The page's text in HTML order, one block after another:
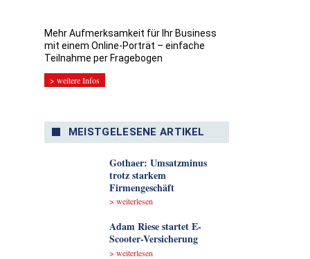
Mehr Aufmerksamkeit für Ihr Business
mit einem Online-Porträt – einfache
Teilnahme per Fragebogen
> weitere Infos
MEISTGELESENE ARTIKEL
Gothaer: Umsatzminus
trotz starkem
Firmengeschäft
> weiterlesen
Adam Riese startet E-
Scooter-Versicherung
> weiterlesen